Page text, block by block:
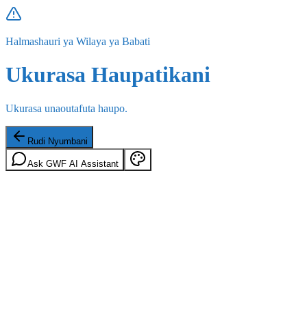
Halmashauri ya Wilaya ya Babati
Ukurasa Haupatikani
Ukurasa unaoutafuta haupo.
Rudi Nyumbani
Ask GWF AI Assistant